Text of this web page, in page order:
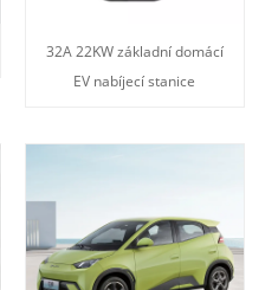
32A 22KW základní domácí
EV nabíjecí stanice